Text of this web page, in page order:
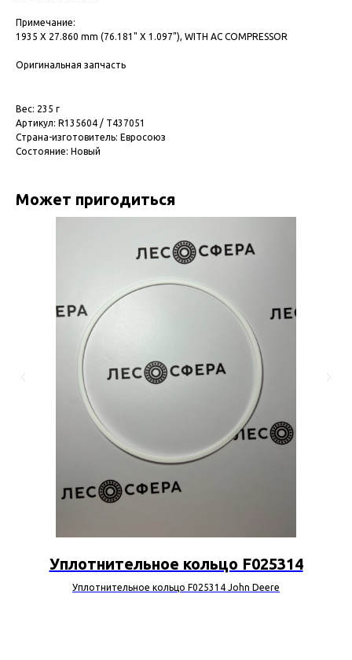
Примечание:
1935 X 27.860 mm (76.181" X 1.097"), WITH AC COMPRESSOR
Оригинальная запчасть
Вес: 235 г
Артикул: R135604 / T437051
Страна-изготовитель: Евросоюз
Состояние: Новый
Может пригодиться
Уплотнительное кольцо F025314
Уплотнительное кольцо F025314 John Deere